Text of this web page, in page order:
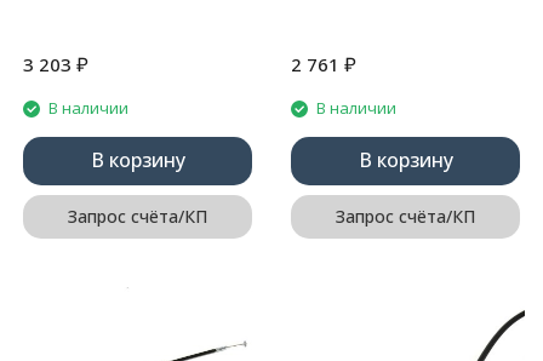
3 203 ₽
В наличии
В корзину
Запрос счёта/КП
2 761 ₽
В наличии
В корзину
Запрос счёта/КП